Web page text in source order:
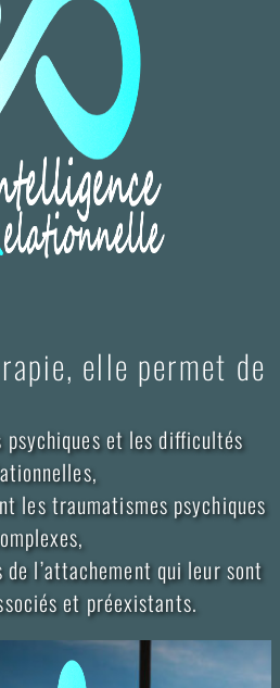
elle permet de
et les difficultés
les traumatismes psychiques
l’attachement qui leur sont
et préexistants.